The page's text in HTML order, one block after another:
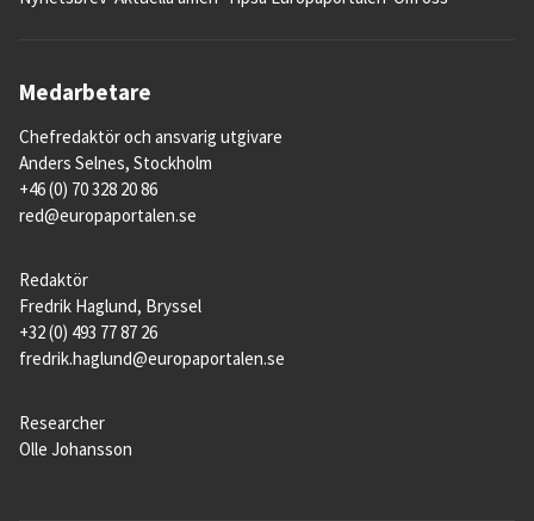
Medarbetare
Chefredaktör och ansvarig utgivare
Anders Selnes, Stockholm
+46 (0) 70 328 20 86
red@europaportalen.se
Redaktör
Fredrik Haglund, Bryssel
+32 (0) 493 77 87 26
fredrik.haglund@europaportalen.se
Researcher
Olle Johansson